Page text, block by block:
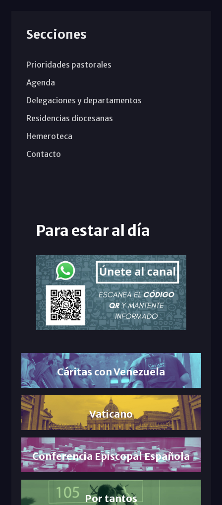
Secciones
Prioridades pastorales
Agenda
Delegaciones y departamentos
Residencias diocesanas
Hemeroteca
Contacto
Para estar al día
Cáritas con Venezuela
Vaticano
Conferencia Episcopal Española
Por tantos